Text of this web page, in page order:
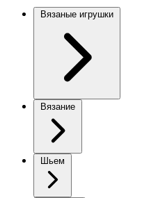
Вязаные игрушки
Вязание
Шьем